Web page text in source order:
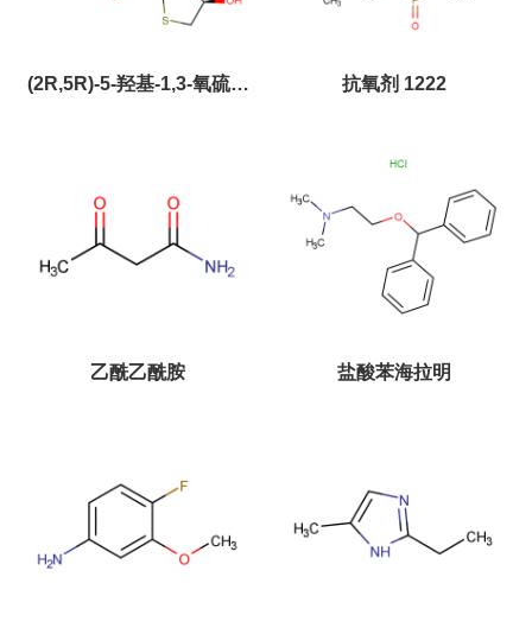
(2R,5R)-5-羟基-1,3-氧硫杂 抗氧剂 1222
乙酰乙酰胺 盐酸苯海拉明